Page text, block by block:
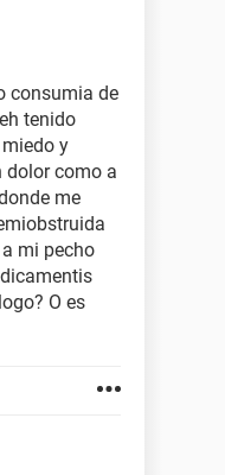
consumia de
tenido
y
dolor como a
me
mi pecho
O es